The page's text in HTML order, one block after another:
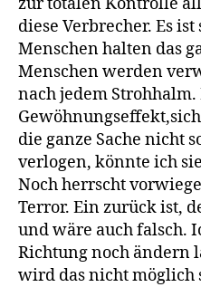
diese Verbrecher. Es
Menschen halten das
Menschen werden
nach jedem
die ganze Sache nicht
verlogen, könnte ich
Noch herrscht
Terror. Ein zurück ist,
und wäre auch falsch.
Richtung noch ändern
wird das nicht möglich